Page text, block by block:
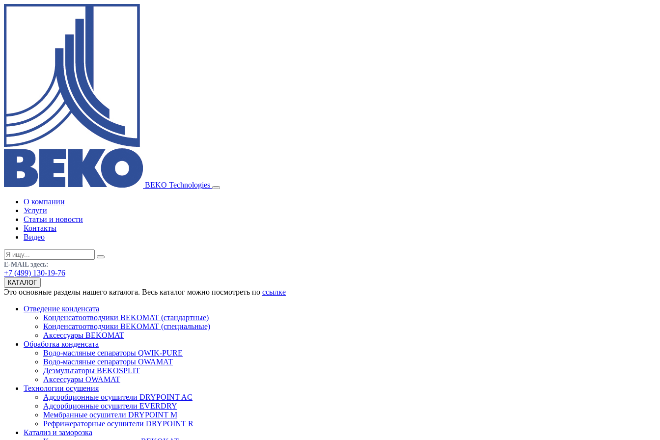
BEKO Technologies
О компании
Услуги
Статьи и новости
Контакты
Видео
E-MAIL здесь:
+7 (499) 130-19-76
КАТАЛОГ
Это основные разделы нашего каталога. Весь каталог можно посмотреть по ссылке
Отведение конденсата
Конденсатоотводчики BEKOMAT (стандартные)
Конденсатоотводчики BEKOMAT (специальные)
Аксессуары BEKOMAT
Обработка конденсата
Водо-масляные сепараторы QWIK-PURE
Водо-масляные сепараторы OWAMAT
Деэмульгаторы BEKOSPLIT
Аксессуары OWAMAT
Технологии осушения
Адсорбционные осушители DRYPOINT AC
Адсорбционные осушители EVERDRY
Мембранные осушители DRYPOINT M
Рефрижераторные осушители DRYPOINT R
Катализ и заморозка